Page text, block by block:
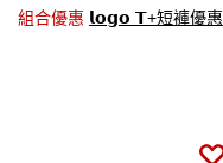
組合優惠 𝗹𝗼𝗴𝗼 𝗧+短褲優惠